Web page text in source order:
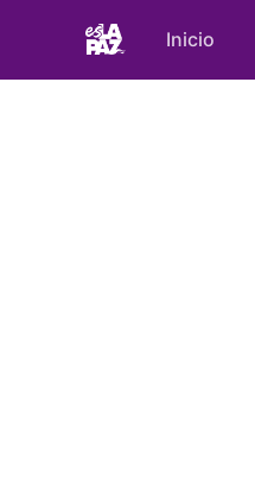
Inicio